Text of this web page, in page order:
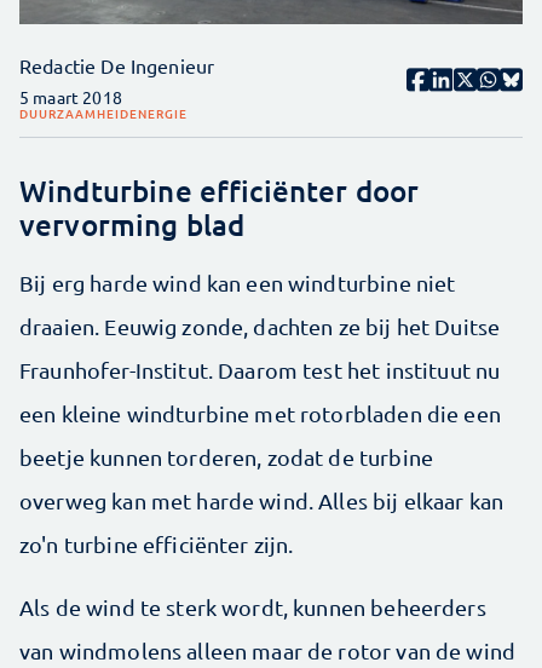
Redactie De Ingenieur
5 maart 2018
DUURZAAMHEIDENERGIE
Windturbine efficiënter door
vervorming blad
Bij erg harde wind kan een windturbine niet
draaien. Eeuwig zonde, dachten ze bij het Duitse
Fraunhofer-Institut. Daarom test het instituut nu
een kleine windturbine met rotorbladen die een
beetje kunnen torderen, zodat de turbine
overweg kan met harde wind. Alles bij elkaar kan
zo'n turbine efficiënter zijn.
Als de wind te sterk wordt, kunnen beheerders
van windmolens alleen maar de rotor van de wind